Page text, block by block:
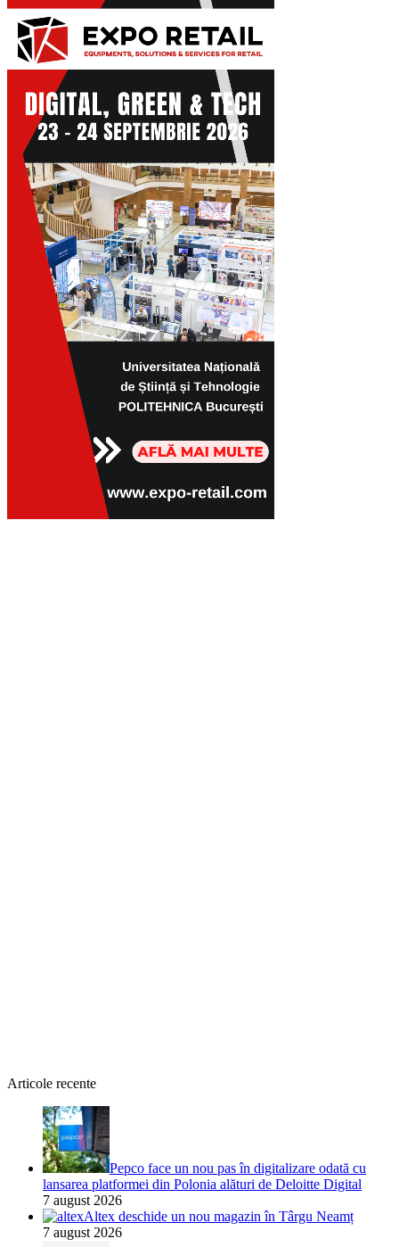
Articole recente
Pepco face un nou pas în digitalizare odată cu
lansarea platformei din Polonia alături de Deloitte Digital
7 august 2026
Altex deschide un nou magazin în Târgu Neamț
7 august 2026